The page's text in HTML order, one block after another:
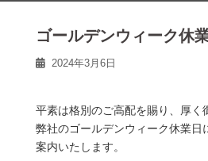
ゴールデンウィーク休
2024年3月6日
平素は格別のご高配を賜り、厚く
弊社のゴールデンウィーク休業日
案内いたします。